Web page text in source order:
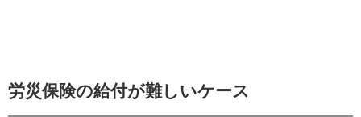
労災保険の給付が難しいケース